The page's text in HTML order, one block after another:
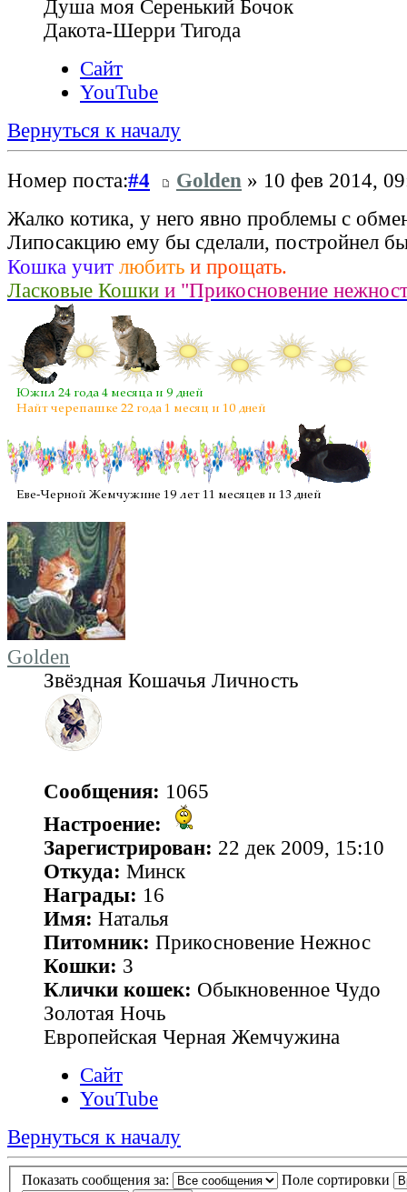
Душа моя Серенький Бочок
Дакота-Шерри Тигода
Сайт
YouTube
Вернуться к началу
Номер поста:#4 Golden » 10 фев 2014,
Жалко котика, у него явно проблемы с
Липосакцию ему бы сделали, постройнел
Кошка учит любить и прощать.
Ласковые Кошки и "Прикосновение
Golden
Звёздная Кошачья Личность
Сообщения: 1065
Настроение:
Зарегистрирован: 22 дек 2009, 15:10
Откуда: Минск
Награды: 16
Имя: Наталья
Питомник: Прикосновение Нежнос
Кошки: 3
Клички кошек: Обыкновенное Чудо
Золотая Ночь
Европейская Черная Жемчужина
Сайт
YouTube
Вернуться к началу
Показать сообщения за: Поле сортировки